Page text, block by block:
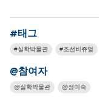
#태그
실학박물관 조선비쥬얼
@참여자
실학박물관 정미숙